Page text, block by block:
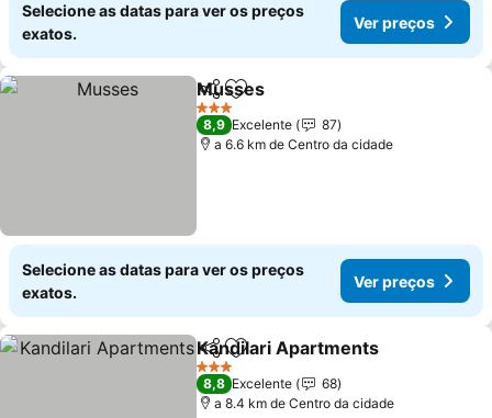
Selecione as datas para ver os preços
exatos.
Ver preços
PartilharAdicionar aos favoritos
Musses
3 Estrelas
8,9 Excelente
87
a 6.6 km de Centro da cidade
Selecione as datas para ver os preços
exatos.
Ver preços
PartilharAdicionar aos favoritos
Kandilari Apartments
3 Estrelas
8,8 Excelente
68
a 8.4 km de Centro da cidade